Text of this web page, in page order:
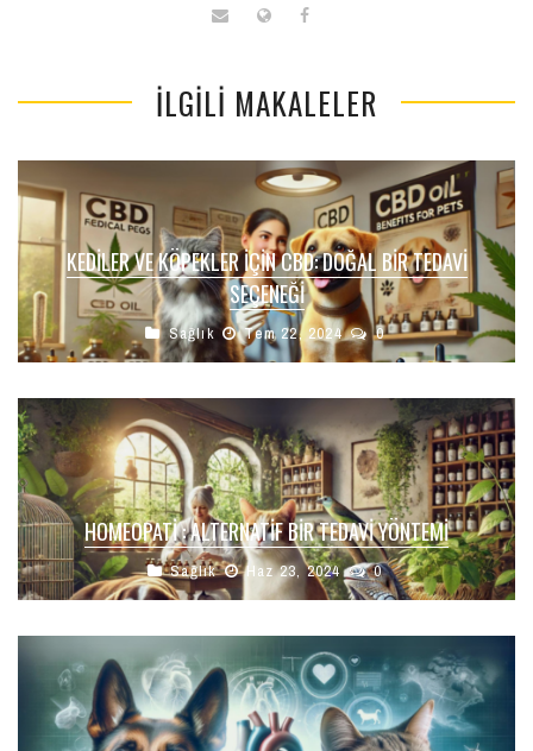
İLGILI MAKALELER
KEDILER VE KÖPEKLER İÇIN CBD: DOĞAL BIR TEDAVI
SEÇENEĞI
Sağlık Tem 22, 2024 0
HOMEOPATİ : ALTERNATIF BIR TEDAVI YÖNTEMI
Sağlık Haz 23, 2024 0